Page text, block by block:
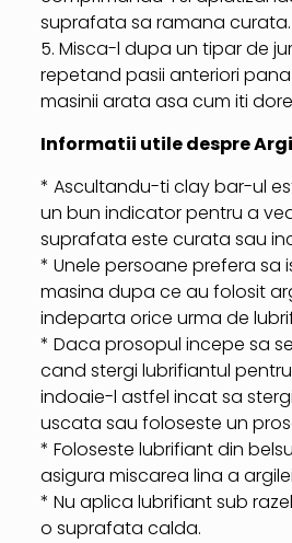
suprafata sa ramana curata.
5. Misca-l dupa un tipar de
repetand pasii anteriori
masinii arata asa cum iti
Informatii utile despre
* Ascultandu-ti clay bar-ul
un bun indicator pentru a
suprafata este curata sau
* Unele persoane prefera sa
masina dupa ce au folosit
indeparta orice urma de
* Daca prosopul incepe sa
cand stergi lubrifiantul
indoaie-l astfel incat sa
uscata sau foloseste un
* Foloseste lubrifiant din
asigura miscarea lina a
* Nu aplica lubrifiant sub
o suprafata calda.